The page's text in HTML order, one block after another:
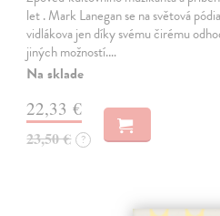
let . Mark Lanegan se na světová
vidlákova jen díky svému čirému
jiných možností.…
Na sklade
22,33 €
23,50 € ?